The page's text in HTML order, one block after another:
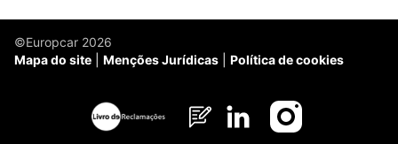
©Europcar 2026
Mapa do site
Menções Jurídicas Política de cookies